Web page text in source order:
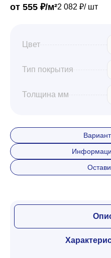
от 555 ₽/м²2 082 ₽/ шт
Цвет
Тип покрытия
Толщина мм